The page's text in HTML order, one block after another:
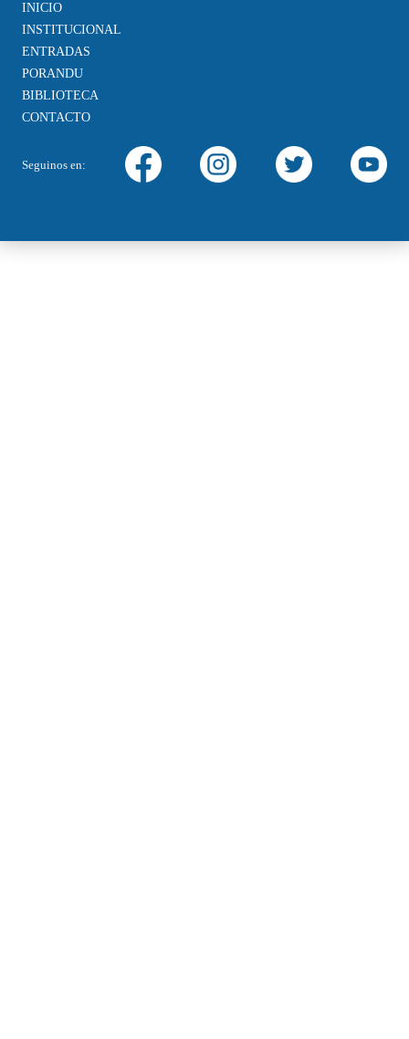
INICIO
INSTITUCIONAL
ENTRADAS
PORANDU
BIBLIOTECA
CONTACTO
Seguinos en: